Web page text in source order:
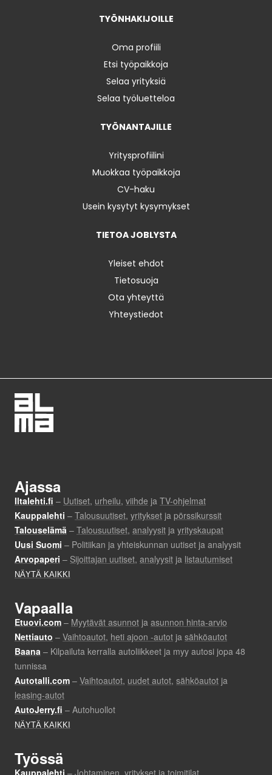
TYÖNHAKIJOILLE
Oma profiili
Etsi työpaikkoja
Selaa yrityksiä
Selaa työluetteloa
TYÖNANTAJILLE
Yritysprofiilini
Muokkaa työpaikkoja
CV-haku
Usein kysytyt kysymykset
TIETOA JOBLYSTA
Yleiset ehdot
Tietosuoja
Ota yhteyttä
Yhteystiedot